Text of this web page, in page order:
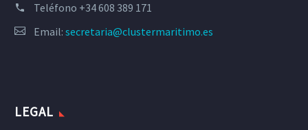
Teléfono +34 608 389 171
Email: secretaria@clustermaritimo.es
LEGAL